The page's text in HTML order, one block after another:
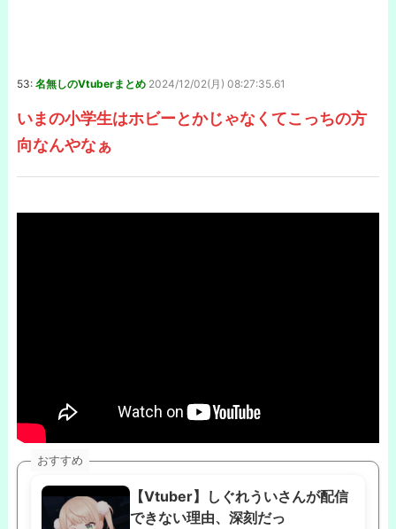
53: 名無しのVtuberまとめ 2024/12/02(月) 08:27:35.61
いまの小学生はホビーとかじゃなくてこっちの方
向なんやなぁ
おすすめ
【Vtuber】しぐれういさんが配信
できない理由、深刻だっ